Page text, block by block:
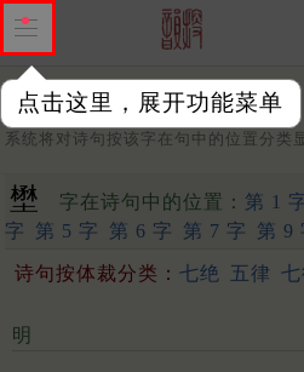
点击这里，展开功能菜单
字：
系统将对诗句按该字在句中的位置分类
壄 字在诗句中的位置： 第 1
字
第 5 字 第 6 字 第 7 字 第 9
诗句按体裁分类： 七绝 五律 七
明